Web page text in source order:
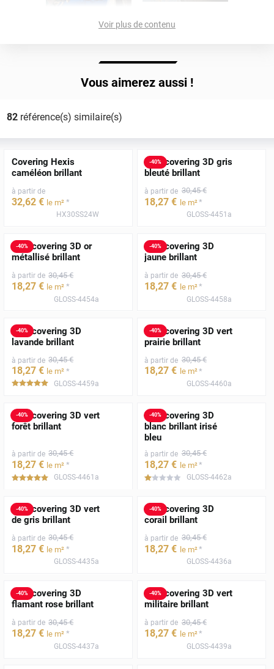
Voir plus de contenu
Vous aimerez aussi !
82référence(s) similaire(s)
Covering Hexis
caméléon brillant
à partir de
32,62 € le m² *
HX30SS24W
-40%
Film covering 3D gris
bleuté brillant
à partir de 30,45 €
18,27 € le m²*
GLOSS-4451a
-40%
Film covering 3D or
métallisé brillant
à partir de 30,45 €
18,27 € le m² *
GLOSS-4454a
-40%
Film covering 3D
jaune brillant
à partir de 30,45 €
18,27 € le m²*
GLOSS-4458a
-40%
Film covering 3D
lavande brillant
à partir de 30,45 €
18,27 € le m² *
*****
GLOSS-4459a
-40%
Film covering 3D vert
prairie brillant
à partir de 30,45 €
18,27 € le m²*
GLOSS-4460a
-40%
Film covering 3D vert
forêt brillant
à partir de 30,45 €
18,27 € le m² *
*****
GLOSS-4461a
-40%
Film covering 3D
blanc brillant irisé
bleu
à partir de 30,45 €
18,27 € le m²*
***** GLOSS-4462a
-40%
Film covering 3D vert
de gris brillant
à partir de 30,45 €
18,27 € le m² *
GLOSS-4435a
-40%
Film covering 3D
corail brillant
à partir de 30,45 €
18,27 € le m²*
GLOSS-4436a
-40%
Film covering 3D
flamant rose brillant
à partir de 30,45 €
18,27 € le m² *
GLOSS-4437a
-40%
Film covering 3D vert
militaire brillant
à partir de 30,45 €
18,27 € le m²*
GLOSS-4439a